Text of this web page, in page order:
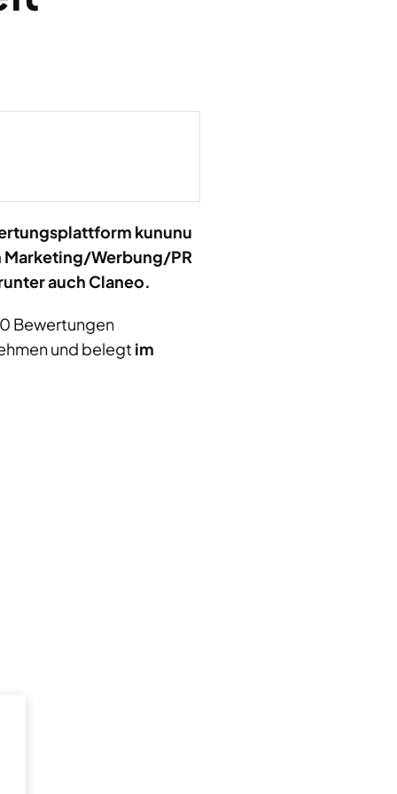
kununu
Marketing/Werbung/PR
auch Claneo.
Bewertungen
und belegt im